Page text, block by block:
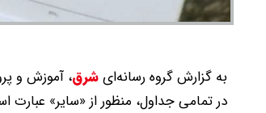
به گزارش گروه رسانه‌ایشرق، آموزش و
در تمامی جداول، منظور از «سایر» عبارت